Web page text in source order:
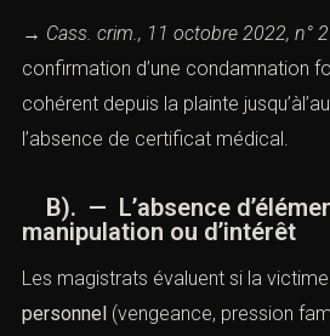
→ Cass. crim., 11 octobre 2022, n°
confirmation d’une condamnation
cohérent depuis la plainte
l’absence de certificat médical.
B). — L’absence
manipulation ou d’intérêt
Les magistrats évaluent si la
personnel (vengeance, pression